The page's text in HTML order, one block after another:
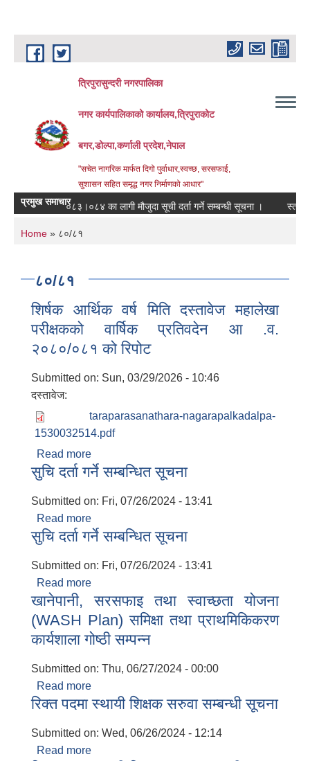
Skip to main content
त्रिपुरासुन्दरी नगरपालिका
नगर कार्यपालिकाको कार्यालय,त्रिपुराकोट
बगर,डोल्पा,कर्णाली प्रदेश,नेपाल
"सचेत नागरिक मार्फत दिगो पुर्वाधार,स्वच्छ, सरसफाई,
सुशासन सहित समृद्ध नगर निर्माणको आधार"
प्रमुख समाचार
आ.ब. २०८३।०८४ का लागी मौजुदा सूची दर्ता गर्ने सम्बन्धी सूचना । स्तरवृद्धि
You are here
Home » ८०/८१
८०/८१
शिर्षक आर्थिक वर्ष मिति दस्तावेज महालेखा
परीक्षकको वार्षिक प्रतिवदेन आ .व.
२०८०/०८१ को रिपोट
Submitted on: Sun, 03/29/2026 - 10:46
दस्तावेज:
taraparasanathara-nagarapalkadalpa-
1530032514.pdf
Read more
परीक्षकको वार्षिक प्रतिवदेन आ .व. २०८०/०८१ को
सुचि दर्ता गर्ने सम्बन्धित सूचना
Submitted on: Fri, 07/26/2024 - 13:41
Read more
सुचि दर्ता गर्ने सम्बन्धित सूचना
Submitted on: Fri, 07/26/2024 - 13:41
Read more
खानेपानी, सरसफाइ तथा स्वाच्छता योजना
(WASH Plan) समिक्षा तथा प्राथमिकिकरण
कार्यशाला गोष्ठी सम्पन्न
Submitted on: Thu, 06/27/2024 - 00:00
Read more
(WASH Plan) समिक्षा तथा प्राथमिकिकरण
रिक्त पदमा स्थायी शिक्षक सरुवा सम्बन्धी सूचना
Submitted on: Wed, 06/26/2024 - 12:14
Read more